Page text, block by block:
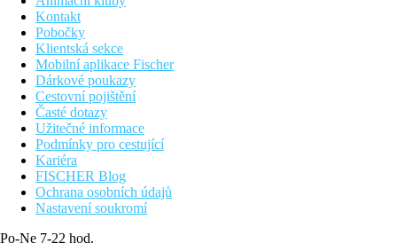
Kontakt
Pobočky
Klientská sekce
Mobilní aplikace Fischer
Dárkové poukazy
Cestovní pojištění
Časté dotazy
Užitečné informace
Podmínky pro cestující
Kariéra
FISCHER Blog
Ochrana osobních údajů
Nastavení soukromí
Po-Ne 7-22 hod.